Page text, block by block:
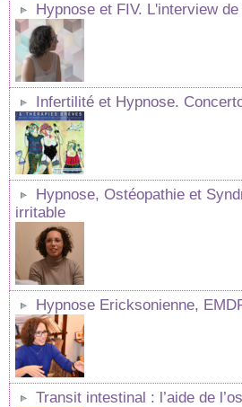
Hypnose et FIV. L'interview
Infertilité et Hypnose.
Hypnose, Ostéopathie et
irritable
Hypnose Ericksonienne,
Transit intestinal : l’aide de